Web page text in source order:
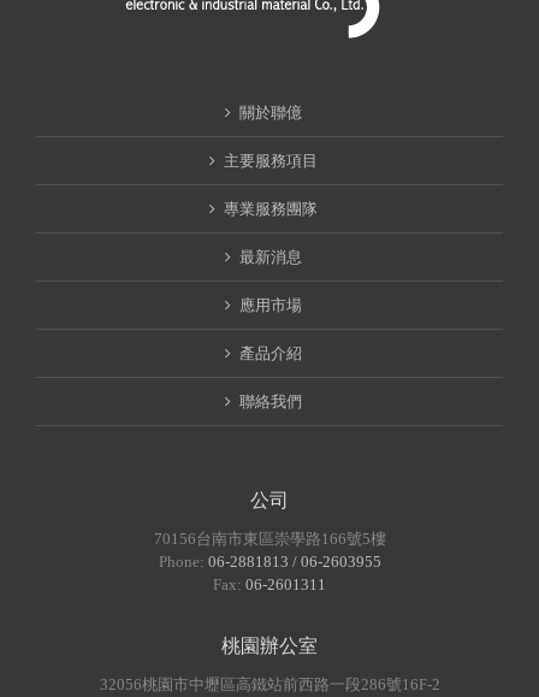
關於聯億
主要服務項目
專業服務團隊
最新消息
應用市場
產品介紹
聯絡我們
公司
70156台南市東區崇學路166號5樓
Phone: 06-2881813 / 06-2603955
Fax: 06-2601311
桃園辦公室
32056桃園市中壢區高鐵站前西路一段286號16F-2